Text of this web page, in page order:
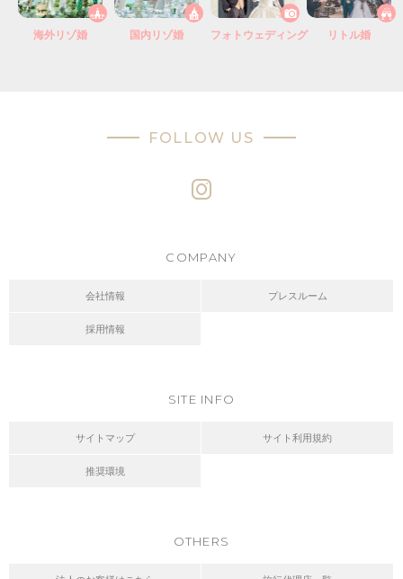
海外リゾ婚 国内リゾ婚 フォトウェディング リトル婚
FOLLOW US
COMPANY
会社情報 プレスルーム
採用情報
SITE INFO
サイトマップ サイト利用規約
推奨環境
OTHERS